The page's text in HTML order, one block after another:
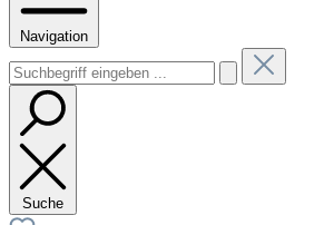
Navigation
Suche